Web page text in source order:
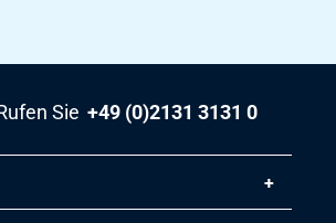
Sie +49 (0)2131 3131 0